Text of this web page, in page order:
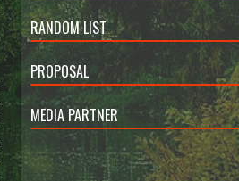
RANDOM LIST
PROPOSAL
MEDIA PARTNER